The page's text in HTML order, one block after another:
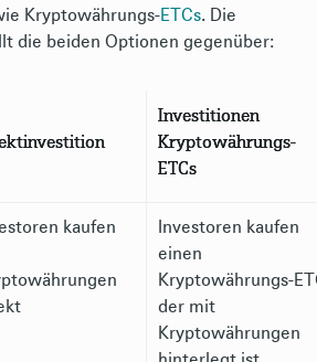
Kryptowährungs-ETCs. Die
die beiden Optionen gegenüber:
Investitionen
Kryptowährungs-
ETCs
kaufen
Investoren kaufen
einen
Kryptowährungs-
der mit
Kryptowährungen